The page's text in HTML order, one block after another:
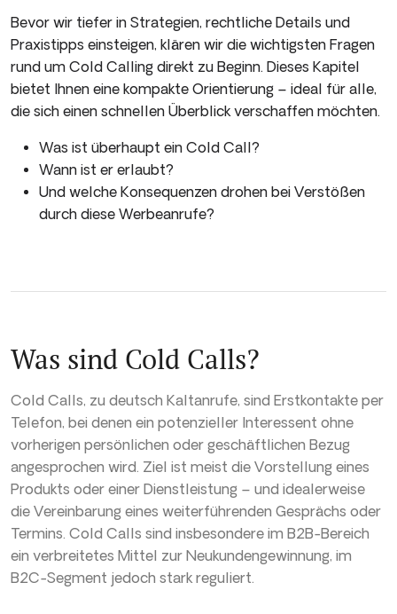
Bevor wir tiefer in Strategien, rechtliche Details und
Praxistipps einsteigen, klären wir die wichtigsten Fragen
rund um Cold Calling direkt zu Beginn. Dieses Kapitel
bietet Ihnen eine kompakte Orientierung – ideal für alle,
die sich einen schnellen Überblick verschaffen möchten.
Was ist überhaupt ein Cold Call?
Wann ist er erlaubt?
Und welche Konsequenzen drohen bei Verstößen
durch diese Werbeanrufe?
Was sind Cold Calls?
Cold Calls, zu deutsch Kaltanrufe, sind Erstkontakte per
Telefon, bei denen ein potenzieller Interessent ohne
vorherigen persönlichen oder geschäftlichen Bezug
angesprochen wird. Ziel ist meist die Vorstellung eines
Produkts oder einer Dienstleistung – und idealerweise
die Vereinbarung eines weiterführenden Gesprächs oder
Termins. Cold Calls sind insbesondere im B2B-Bereich
ein verbreitetes Mittel zur Neukundengewinnung, im
B2C-Segment jedoch stark reguliert.